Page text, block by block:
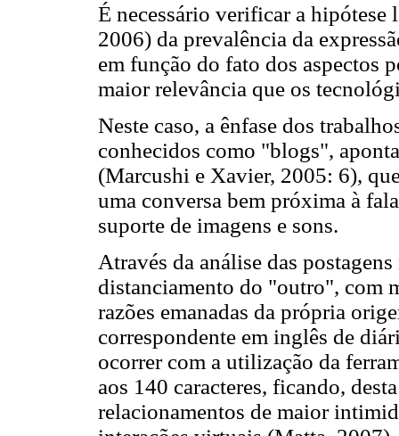
É necessário verificar a
2006) da prevalência da
em função do fato dos aspectos
maior relevância que os
Neste caso, a ênfase dos
conhecidos como "blogs",
(Marcushi e Xavier, 2005: 6),
uma conversa bem próxima à
suporte de imagens e sons.
Através da análise das
distanciamento do "outro", com
razões emanadas da própria
correspondente em inglês de
ocorrer com a utilização da
aos 140 caracteres, ficando,
relacionamentos de maior